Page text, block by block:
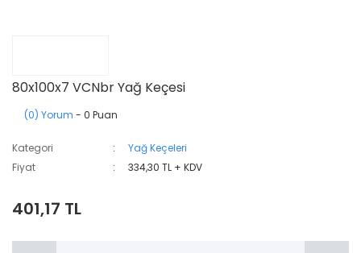
80x100x7 VCNbr Yağ Keçesi
(0) Yorum - 0 Puan
Kategori
Yağ Keçeleri
Fiyat
334,30 TL + KDV
401,17 TL